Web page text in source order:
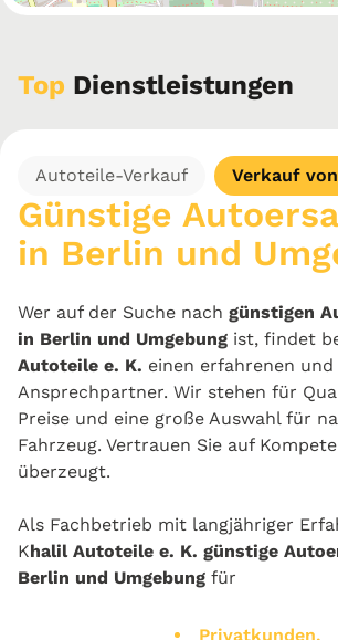
Top Dienstleistungen
Autoteile-Verkauf Verkauf
Günstige
in Berlin und
Wer auf der Suche nach günstigen
in Berlin und Umgebung ist, findet
Autoteile e. K. einen erfahrenen
Ansprechpartner. Wir stehen für
Preise und eine große Auswahl für
Fahrzeug. Vertrauen Sie auf
überzeugt.
Als Fachbetrieb mit langjähriger
Khalil Autoteile e. K. günstige
Berlin und Umgebung für
Privatkunden,